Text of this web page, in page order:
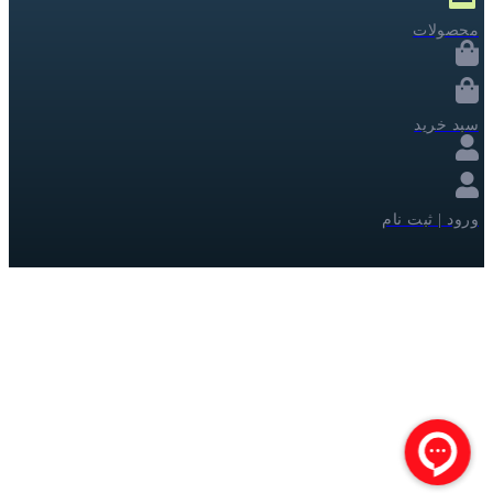
محصولات
سبد خرید
ورود | ثبت نام